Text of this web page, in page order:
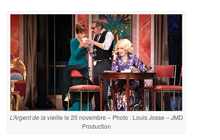
L’Argent de la vieillele 20 novembre – Photo : Louis Josse – JMD
Production